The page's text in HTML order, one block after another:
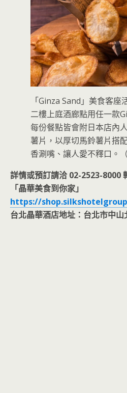
「Ginza Sand」美食客
二樓上庭酒廊點用任一款
每份餐點皆會附日本店內
薯片，以厚切馬鈴薯片搭
香涮嘴、讓人愛不釋口。
詳情或預訂請洽 02-2523-8000
「晶華美食到你家」
https://
台北晶華酒店地址：台北市中